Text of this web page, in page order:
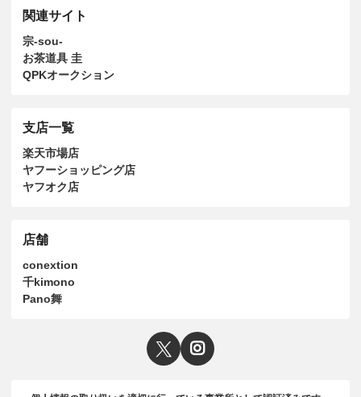
関連サイト
宗-sou-
お茶道具 圭
QPKオークション
支店一覧
楽天市場店
ヤフーショッピング店
ヤフオク店
店舗
conextion
千kimono
Pano舞